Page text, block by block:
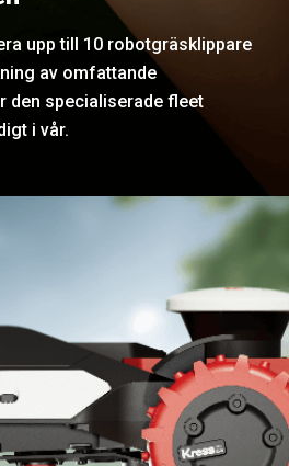
upp till 10 robotgräsklippare
av omfattande
den specialiserade fleet
i vår.